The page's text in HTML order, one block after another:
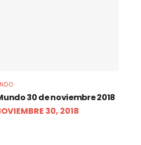
30 de noviembre 2018
30, 2018